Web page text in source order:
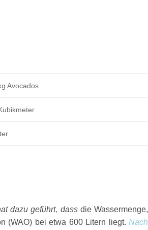
Avocados
dazu geführt, dass die Wassermenge,
(WAO) bei etwa 600 Litern liegt. Nach